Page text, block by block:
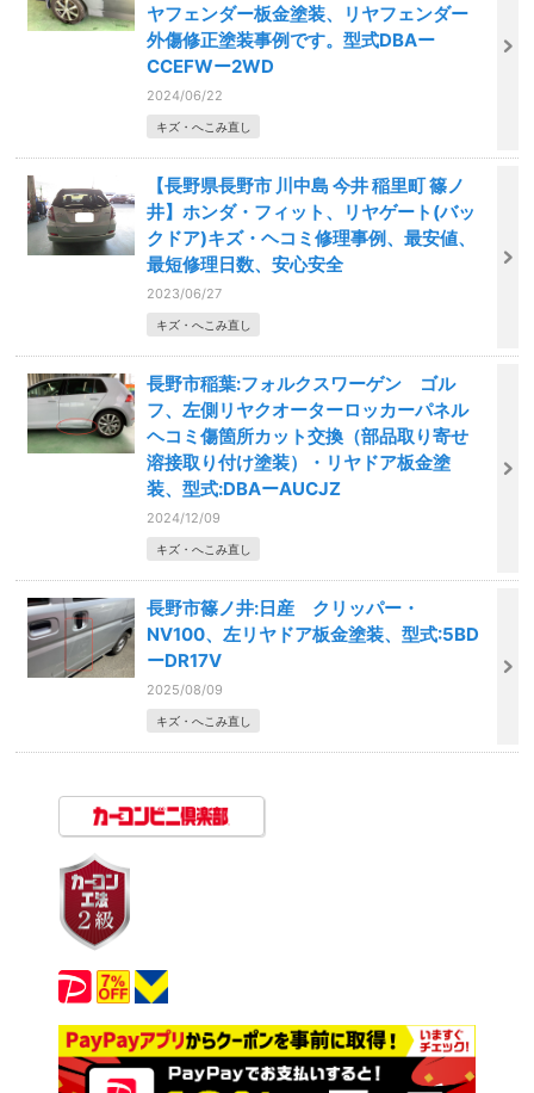
ヤフェンダー板金塗装、リヤフェンダー
外傷修正塗装事例です。型式DBAー
CCEFWー2WD
2024/06/22
キズ・へこみ直し
【長野県長野市 川中島 今井 稲里町 篠ノ
井】ホンダ・フィット、リヤゲート(バッ
クドア)キズ・ヘコミ修理事例、最安値、
最短修理日数、安心安全
2023/06/27
キズ・へこみ直し
長野市稲葉:フォルクスワーゲン ゴル
フ、左側リヤクオーターロッカーパネル
ヘコミ傷箇所カット交換（部品取り寄せ
溶接取り付け塗装）・リヤドア板金塗
装、型式:DBAーAUCJZ
2024/12/09
キズ・へこみ直し
長野市篠ノ井:日産 クリッパー・
NV100、左リヤドア板金塗装、型式:5BD
ーDR17V
2025/08/09
キズ・へこみ直し